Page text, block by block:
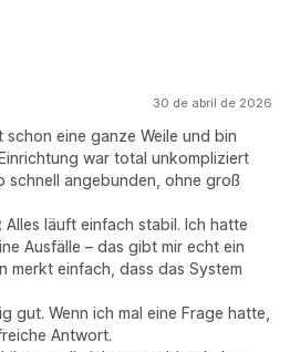
30 de abril de 2026
eine ganze Weile und bin
war total unkompliziert
schnell angebunden, ohne groß
läuft einfach stabil. Ich hatte
Ausfälle – das gibt mir echt ein
merkt einfach, dass das System
gut. Wenn ich mal eine Frage hatte,
Antwort.